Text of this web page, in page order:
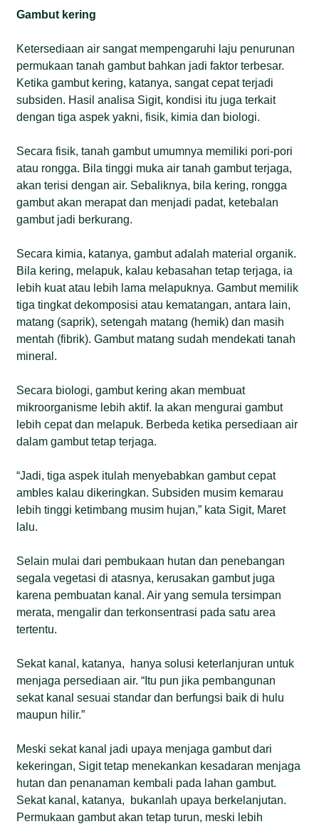
Gambut kering
Ketersediaan air sangat mempengaruhi laju penurunan
permukaan tanah gambut bahkan jadi faktor terbesar.
Ketika gambut kering, katanya, sangat cepat terjadi
subsiden. Hasil analisa Sigit, kondisi itu juga terkait
dengan tiga aspek yakni, fisik, kimia dan biologi.
Secara fisik, tanah gambut umumnya memiliki pori-pori
atau rongga. Bila tinggi muka air tanah gambut terjaga,
akan terisi dengan air. Sebaliknya, bila kering, rongga
gambut akan merapat dan menjadi padat, ketebalan
gambut jadi berkurang.
Secara kimia, katanya, gambut adalah material organik.
Bila kering, melapuk, kalau kebasahan tetap terjaga, ia
lebih kuat atau lebih lama melapuknya. Gambut memilik
tiga tingkat dekomposisi atau kematangan, antara lain,
matang (saprik), setengah matang (hemik) dan masih
mentah (fibrik). Gambut matang sudah mendekati tanah
mineral.
Secara biologi, gambut kering akan membuat
mikroorganisme lebih aktif. Ia akan mengurai gambut
lebih cepat dan melapuk. Berbeda ketika persediaan air
dalam gambut tetap terjaga.
“Jadi, tiga aspek itulah menyebabkan gambut cepat
ambles kalau dikeringkan. Subsiden musim kemarau
lebih tinggi ketimbang musim hujan,” kata Sigit, Maret
lalu.
Selain mulai dari pembukaan hutan dan penebangan
segala vegetasi di atasnya, kerusakan gambut juga
karena pembuatan kanal. Air yang semula tersimpan
merata, mengalir dan terkonsentrasi pada satu area
tertentu.
Sekat kanal, katanya, hanya solusi keterlanjuran untuk
menjaga persediaan air. “Itu pun jika pembangunan
sekat kanal sesuai standar dan berfungsi baik di hulu
maupun hilir.”
Meski sekat kanal jadi upaya menjaga gambut dari
kekeringan, Sigit tetap menekankan kesadaran menjaga
hutan dan penanaman kembali pada lahan gambut.
Sekat kanal, katanya, bukanlah upaya berkelanjutan.
Permukaan gambut akan tetap turun, meski lebih